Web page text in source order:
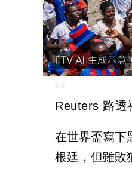
Reuters 路透
在世界盃寫下
根廷，但雖敗